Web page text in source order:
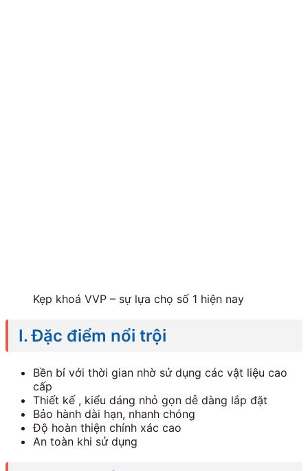
Kẹp khoá VVP – sự lựa chọ số 1 hiện nay
I. Đặc điểm nổi trội
Bền bỉ với thời gian nhờ sử dụng các vật liệu cao
cấp
Thiết kế , kiểu dáng nhỏ gọn dễ dàng lắp đặt
Bảo hành dài hạn, nhanh chóng
Độ hoàn thiện chính xác cao
An toàn khi sử dụng